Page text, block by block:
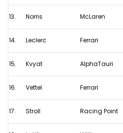
13. Norris McLaren
14. Leclerc Ferrari
15. Kvyat AlphaTauri
16. Vettel Ferrari
17. Stroll Racing Point